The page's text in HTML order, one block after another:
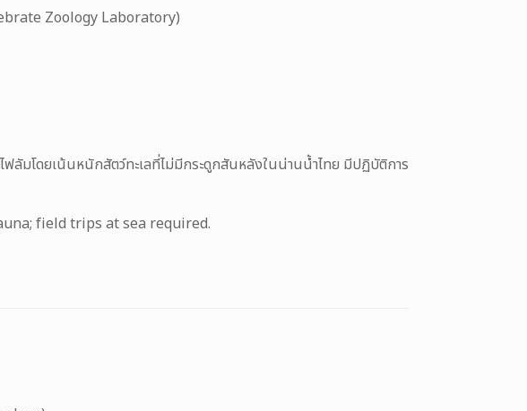
Zoology Laboratory)
ลัมโดยเน้นหนักสัตว์ทะเลที่ไม่มีกระดูกสันหลังในน่านน้ำไทย มีปฏิบัติการ
field trips at sea required.